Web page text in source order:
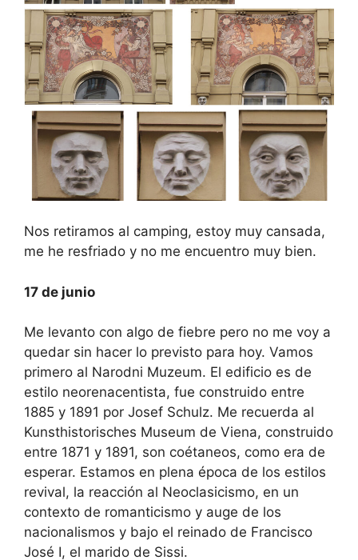
Nos retiramos al camping, estoy muy cansada,
me he resfriado y no me encuentro muy bien.
17 de junio
Me levanto con algo de fiebre pero no me voy a
quedar sin hacer lo previsto para hoy. Vamos
primero al Narodni Muzeum. El edificio es de
estilo neorenacentista, fue construido entre
1885 y 1891 por Josef Schulz. Me recuerda al
Kunsthistorisches Museum de Viena, construido
entre 1871 y 1891, son coétaneos, como era de
esperar. Estamos en plena época de los estilos
revival, la reacción al Neoclasicismo, en un
contexto de romanticismo y auge de los
nacionalismos y bajo el reinado de Francisco
José I, el marido de Sissi.